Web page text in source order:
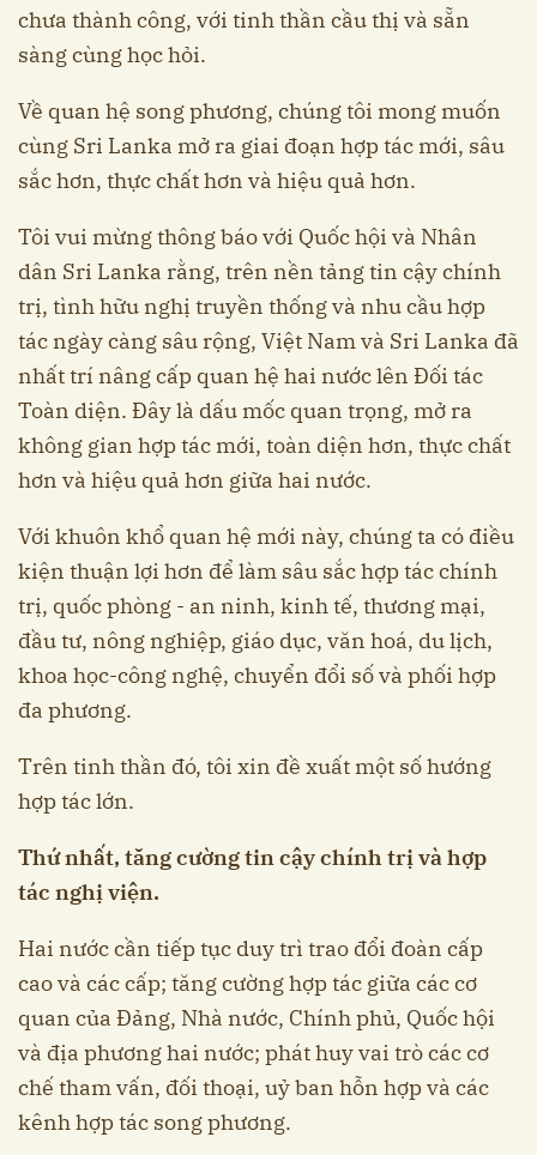
chưa thành công, với tinh thần cầu thị và sẵn
sàng cùng học hỏi.
Về quan hệ song phương, chúng tôi mong muốn
cùng Sri Lanka mở ra giai đoạn hợp tác mới, sâu
sắc hơn, thực chất hơn và hiệu quả hơn.
Tôi vui mừng thông báo với Quốc hội và Nhân
dân Sri Lanka rằng, trên nền tảng tin cậy chính
trị, tình hữu nghị truyền thống và nhu cầu hợp
tác ngày càng sâu rộng, Việt Nam và Sri Lanka đã
nhất trí nâng cấp quan hệ hai nước lên Đối tác
Toàn diện. Đây là dấu mốc quan trọng, mở ra
không gian hợp tác mới, toàn diện hơn, thực chất
hơn và hiệu quả hơn giữa hai nước.
Với khuôn khổ quan hệ mới này, chúng ta có điều
kiện thuận lợi hơn để làm sâu sắc hợp tác chính
trị, quốc phòng - an ninh, kinh tế, thương mại,
đầu tư, nông nghiệp, giáo dục, văn hoá, du lịch,
khoa học-công nghệ, chuyển đổi số và phối hợp
đa phương.
Trên tinh thần đó, tôi xin đề xuất một số hướng
hợp tác lớn.
Thứ nhất, tăng cường tin cậy chính trị và hợp
tác nghị viện.
Hai nước cần tiếp tục duy trì trao đổi đoàn cấp
cao và các cấp; tăng cường hợp tác giữa các cơ
quan của Đảng, Nhà nước, Chính phủ, Quốc hội
và địa phương hai nước; phát huy vai trò các cơ
chế tham vấn, đối thoại, uỷ ban hỗn hợp và các
kênh hợp tác song phương.